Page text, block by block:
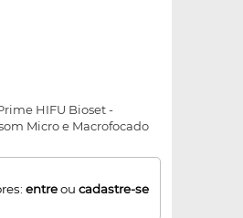
HIFU Bioset -
Micro e Macrofocado
entreou cadastre-se